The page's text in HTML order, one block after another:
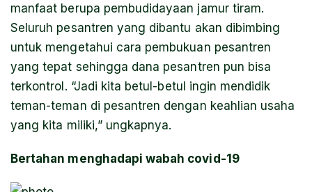
manfaat berupa pembudidayaan jamur tiram.
Seluruh pesantren yang dibantu akan dibimbing
untuk mengetahui cara pembukuan pesantren
yang tepat sehingga dana pesantren pun bisa
terkontrol. “Jadi kita betul-betul ingin mendidik
teman-teman di pesantren dengan keahlian usaha
yang kita miliki,” ungkapnya.
Bertahan menghadapi wabah covid-19